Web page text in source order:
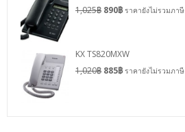
1,025฿ 890฿ ราคายังไม่รวมภาษี
KX TS820MXW
1,020฿ 885฿ ราคายังไม่รวมภาษี